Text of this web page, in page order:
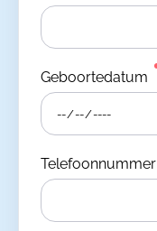
Geboortedatum
Telefoonnummer